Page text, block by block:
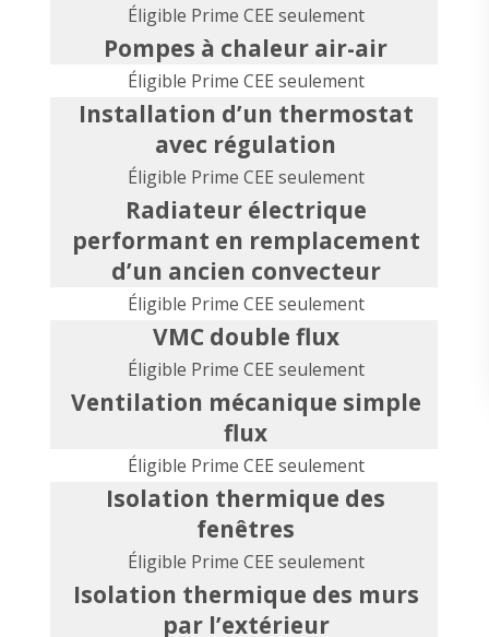
Éligible Prime CEE seulement
Pompes à chaleur air-air
Éligible Prime CEE seulement
Installation d’un thermostat
avec régulation
Éligible Prime CEE seulement
Radiateur électrique
performant en remplacement
d’un ancien convecteur
Éligible Prime CEE seulement
VMC double flux
Éligible Prime CEE seulement
Ventilation mécanique simple
flux
Éligible Prime CEE seulement
Isolation thermique des
fenêtres
Éligible Prime CEE seulement
Isolation thermique des murs
par l’extérieur